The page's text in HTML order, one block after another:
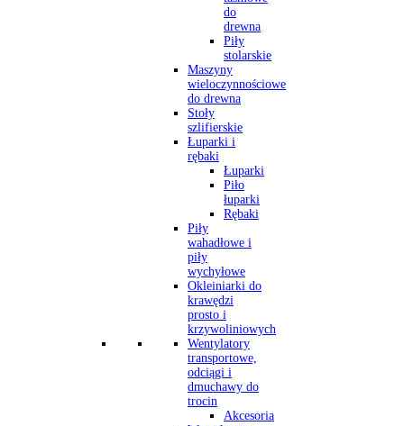
do
drewna
Piły
stolarskie
Maszyny
wieloczynnościowe
do drewna
Stoły
szlifierskie
Łuparki i
rębaki
Łuparki
Piło
łuparki
Rębaki
Piły
wahadłowe i
piły
wychyłowe
Okleiniarki do
krawędzi
prosto i
krzywoliniowych
Wentylatory
transportowe,
odciągi i
dmuchawy do
trocin
Akcesoria